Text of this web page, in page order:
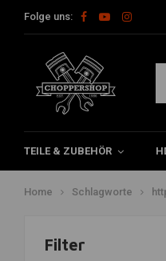
Folge uns:
TEILE & ZUBEHÖR
Artikel mit
https://
fork-springs-
Home Schlagworte
Filter